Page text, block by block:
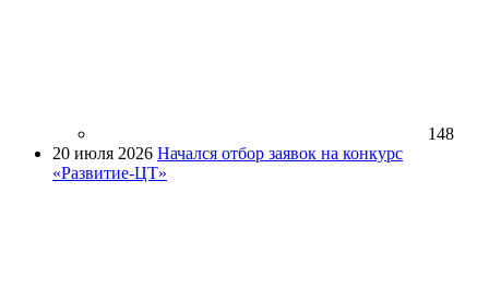
148
20 июля 2026 Начался отбор заявок на конкурс
«Развитие-ЦТ»